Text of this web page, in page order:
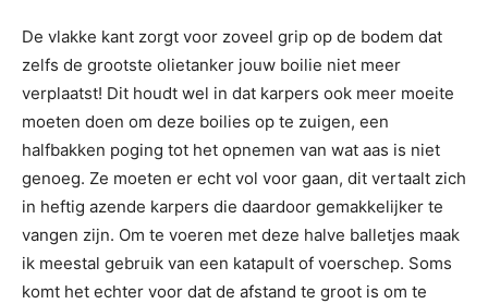
De vlakke kant zorgt voor zoveel grip op de bodem dat
zelfs de grootste olietanker jouw boilie niet meer
verplaatst! Dit houdt wel in dat karpers ook meer moeite
moeten doen om deze boilies op te zuigen, een
halfbakken poging tot het opnemen van wat aas is niet
genoeg. Ze moeten er echt vol voor gaan, dit vertaalt zich
in heftig azende karpers die daardoor gemakkelijker te
vangen zijn. Om te voeren met deze halve balletjes maak
ik meestal gebruik van een katapult of voerschep. Soms
komt het echter voor dat de afstand te groot is om te